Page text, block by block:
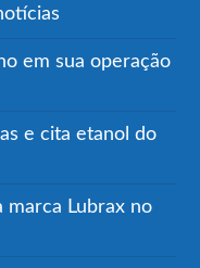
em sua operação
e cita etanol do
Lubrax no